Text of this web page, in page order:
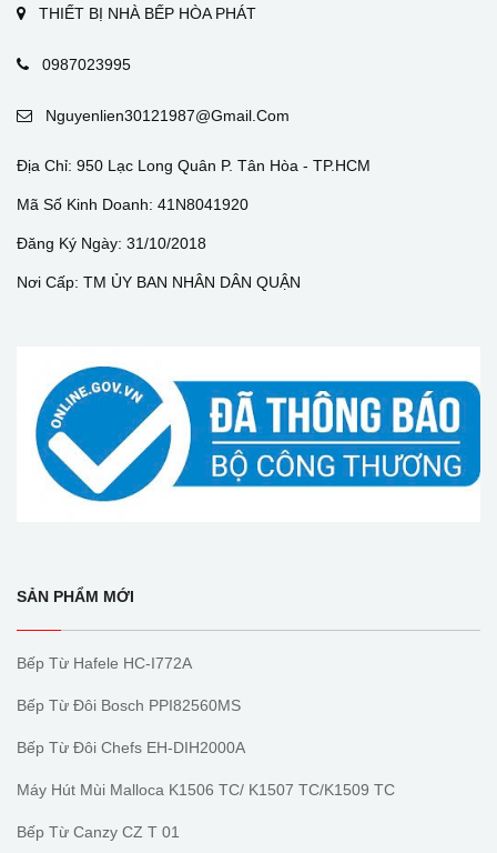
THIẾT BỊ NHÀ BẾP HÒA PHÁT
0987023995
Nguyenlien30121987@gmail.com
Địa Chỉ: 950 Lạc Long Quân P. Tân Hòa - TP.HCM
Mã Số Kinh Doanh: 41N8041920
Đăng Ký Ngày: 31/10/2018
Nơi Cấp: TM ỦY BAN NHÂN DÂN QUẬN
SẢN PHẨM MỚI
Bếp Từ Hafele HC-I772A
Bếp Từ Đôi Bosch PPI82560MS
Bếp Từ Đôi Chefs EH-DIH2000A
Máy Hút Mùi Malloca K1506 TC/ K1507 TC/K1509 TC
Bếp Từ Canzy CZ T 01